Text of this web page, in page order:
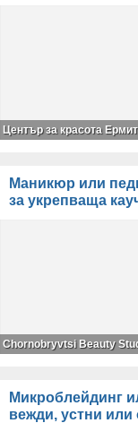
Център за красота
Маникюр или
за укрепваща
Chornobryvtsi Beauty
Микроблейдинг
вежди, устни или